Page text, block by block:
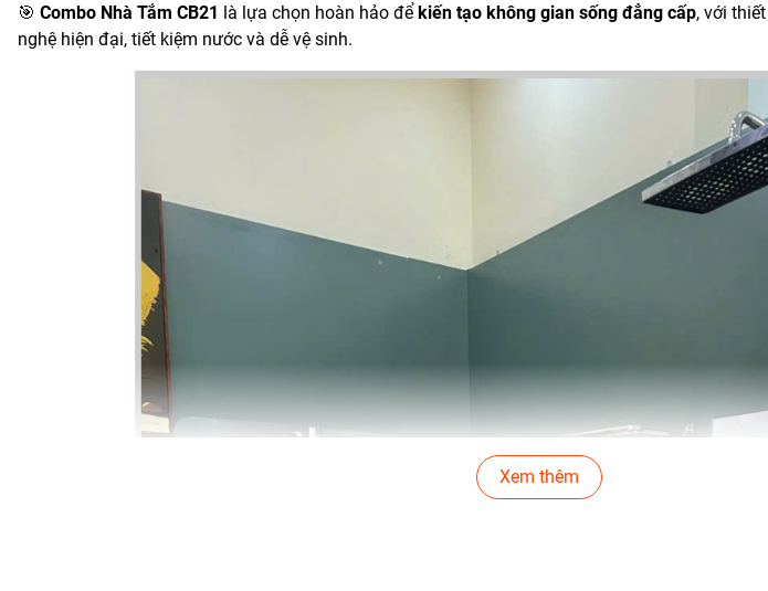
🎯 Combo Nhà Tắm CB21 là lựa chọn hoàn hảo để kiến tạo không gian sống đẳng cấp, với
nghệ hiện đại, tiết kiệm nước và dễ vệ sinh.
Xem thêm